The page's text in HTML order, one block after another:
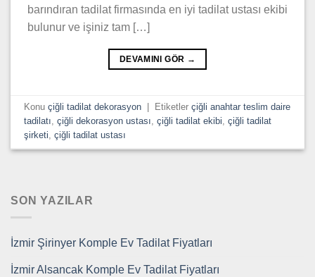
barındıran tadilat firmasında en iyi tadilat ustası ekibi
bulunur ve işiniz tam […]
DEVAMINI GÖR →
Konuçiğli tadilat dekorasyon Etiketlerçiğli anahtar teslim daire
tadilatı ,çiğli dekorasyon ustası ,çiğli tadilat ekibi ,çiğli tadilat
şirketi ,çiğli tadilat ustası
SON YAZILAR
İzmir Şirinyer Komple Ev Tadilat Fiyatları
İzmir Alsancak Komple Ev Tadilat Fiyatları